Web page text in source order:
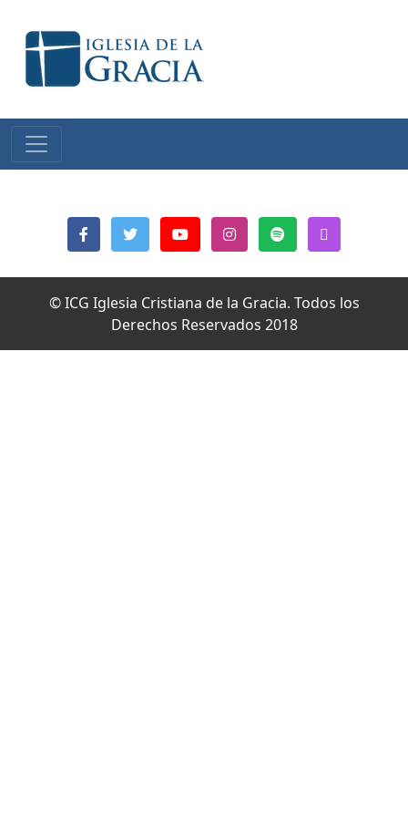
© ICG Iglesia Cristiana de la Gracia. Todos los
Derechos Reservados 2018